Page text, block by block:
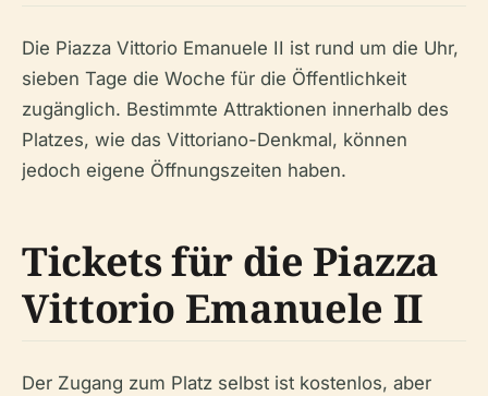
Die Piazza Vittorio Emanuele II ist rund um die Uhr,
sieben Tage die Woche für die Öffentlichkeit
zugänglich. Bestimmte Attraktionen innerhalb des
Platzes, wie das Vittoriano-Denkmal, können
jedoch eigene Öffnungszeiten haben.
Tickets für die Piazza
Vittorio Emanuele II
Der Zugang zum Platz selbst ist kostenlos, aber